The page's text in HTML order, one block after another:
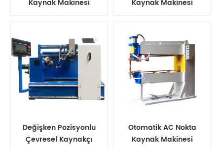
Kaynak Makinesi
Kaynak Makinesi
Değişken Pozisyonlu
Çevresel Kaynakçı
Otomatik AC Nokta
Kaynak Makinesi